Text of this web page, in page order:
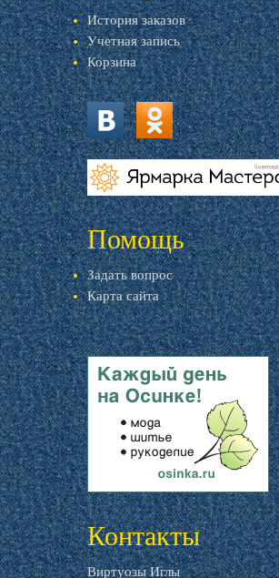
История заказов
Учетная запись
Корзина
vk.com ok.ru
livemaster.ru
Помощь
Задать вопрос
Карта сайта
livemaster.ru
Контакты
Виртуозы Иглы